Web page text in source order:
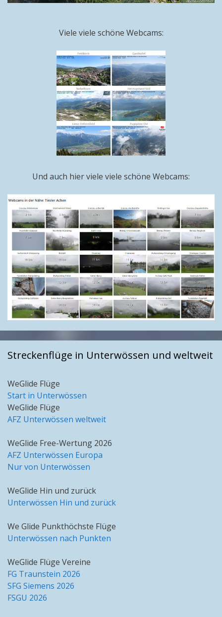
Viele viele schöne Webcams:
Und auch hier viele viele schöne Webcams:
Streckenflüge in Unterwössen und weltweit
WeGlide Flüge
Start in Unterwössen
WeGlide Flüge
AFZ Unterwössen weltweit
WeGlide Free-Wertung 2026
AFZ Unterwössen Europa
Nur von Unterwössen
WeGlide Hin und zurück
Unterwössen Hin und zurück
We Glide Punkthöchste Flüge
Unterwössen nach Punkten
WeGlide Flüge Vereine
FG Traunstein 2026
SFG Siemens 2026
FSGU 2026